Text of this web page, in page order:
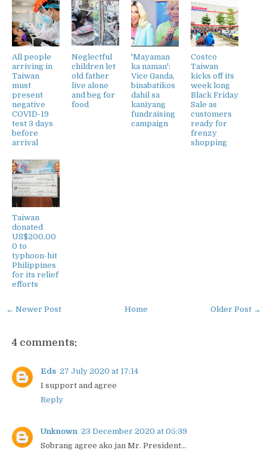
All people
arriving in
Taiwan
must
present
negative
COVID-19
test 3 days
before
arrival
Neglectful
children let
old father
live alone
and beg for
food
'Mayaman
ka naman':
Vice Ganda,
binabatikos
dahil sa
kaniyang
fundraising
campaign
Costco
Taiwan
kicks off its
week long
Black Friday
Sale as
customers
ready for
frenzy
shopping
Taiwan
donated
US$200,00
0 to
typhoon-hit
Philippines
for its relief
efforts
← Newer Post Older Post →
Home
4 comments:
Eds 27 July 2020 at 17:14
I support and agree
Reply
Unknown 23 December 2020 at 05:39
Sobrang agree ako jan Mr. President...